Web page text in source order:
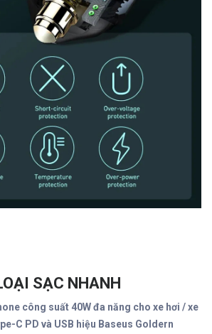
SẠC NHANH
công suất 40W đa năng cho xe hơi / xe
C PD và USB hiệu Baseus Goldern